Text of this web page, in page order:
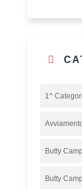
1^
Butty
Butty